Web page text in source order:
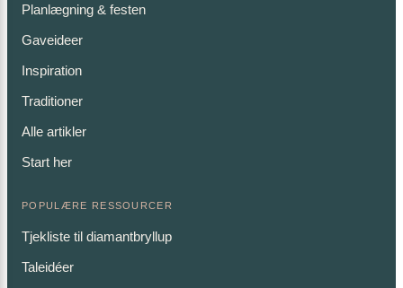
Planlægning & festen
Gaveideer
Inspiration
Traditioner
Alle artikler
Start her
POPULÆRE RESSOURCER
Tjekliste til diamantbryllup
Taleidéer